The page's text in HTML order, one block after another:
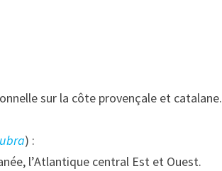
sur la côte provençale et catalane.
) :
l’Atlantique central Est et Ouest.